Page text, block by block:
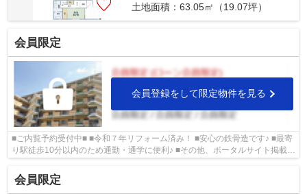
土地面積：63.05㎡（19.07坪）
会員限定
会員登録をして限定物件を見る
■ご内覧予約受付中■ ■令和７年リフォーム済み！ ■安心の鉄骨造です♪ ■最寄
り駅徒歩10分以内のため通勤・通学に便利♪ ■その他、ポータルサイト掲載物
件も同時内覧可能です♪
会員限定